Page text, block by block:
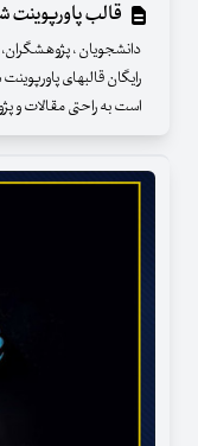
قالب پاورپوینت
دانشجویان ، پژوهشگران،
رایگان قالبهای
است به راحتی مقالات و